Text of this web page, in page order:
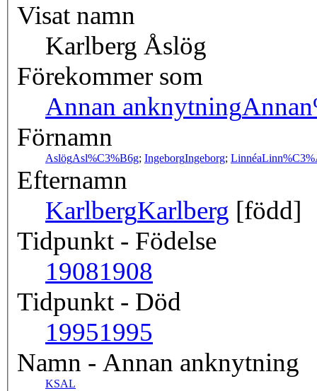
Visat namn
Karlberg Åslög
Förekommer som
Annan anknytning
Förnamn
AslögAsl%C3%B6g; IngeborgIngeborg; Linnéa
Efternamn
KarlbergKarlberg [född]
Tidpunkt - Födelse
19081908
Tidpunkt - Död
19951995
Namn - Annan anknytning
KSAL